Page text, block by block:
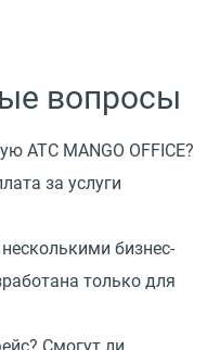
вопросы
АТС MANGO OFFICE?
за услуги
бизнес-
только для